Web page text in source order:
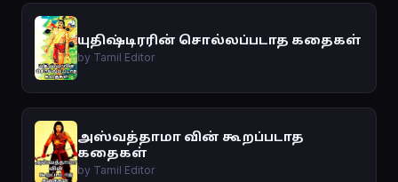
யுதிஷ்டிரரின் சொல்லப்படாத கதைகள்
by Tamil Editor
அஸ்வத்தாமா வின் கூறப்படாத
கதைகள்
by Tamil Editor